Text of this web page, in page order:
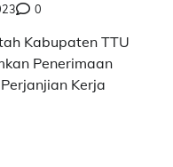
0
Kabupaten TTU
Penerimaan
Kerja